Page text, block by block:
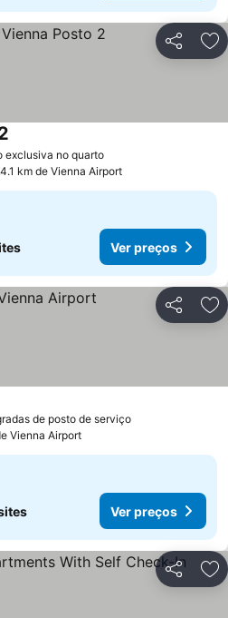
Partilhar
exclusiva no quarto
km de Vienna Airport
Ver preços
Partilhar
de posto de serviço
Vienna Airport
Ver preços
Partilhar